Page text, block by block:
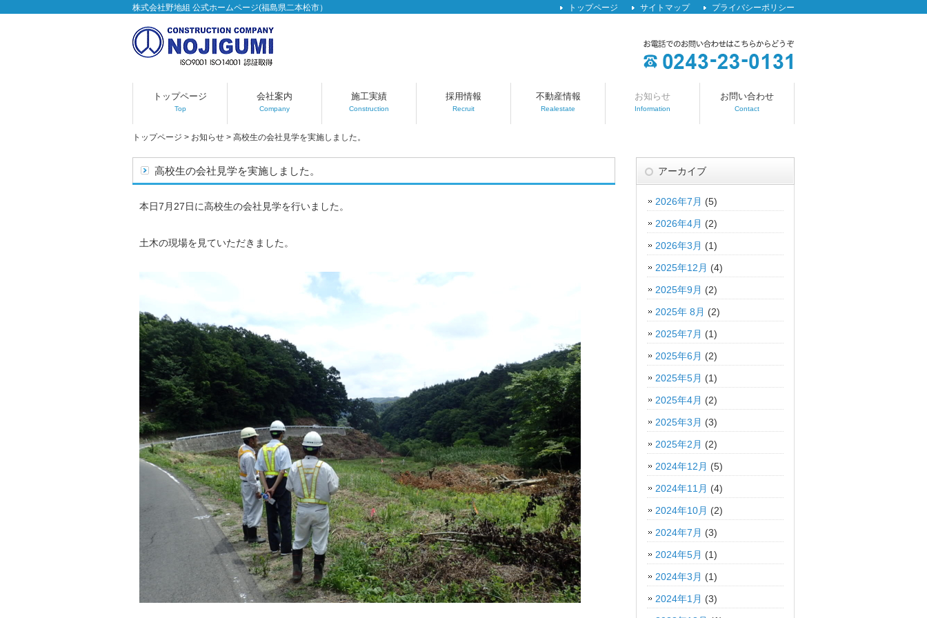
株式会社野地組 公式ホームページ(福島県二本松市） トップページ サイトマップ プライバシーポリシー
トップページ
Top
会社案内
Company
施工実績
Construction
採用情報
Recruit
不動産情報
Realestate
お知らせ
Information
お問い合わせ
Contact
トップページ > お知らせ > 高校生の会社見学を実施しました。
高校生の会社見学を実施しました。
本日7月27日に高校生の会社見学を行いました。
土木の現場を見ていただきました。
アーカイブ
2026年7月 (5)
2026年4月 (2)
2026年3月 (1)
2025年12月 (4)
2025年9月 (2)
2025年 8月 (2)
2025年7月 (1)
2025年6月 (2)
2025年5月 (1)
2025年4月 (2)
2025年3月 (3)
2025年2月 (2)
2024年12月 (5)
2024年11月 (4)
2024年10月 (2)
2024年7月 (3)
2024年5月 (1)
2024年3月 (1)
2024年1月 (3)